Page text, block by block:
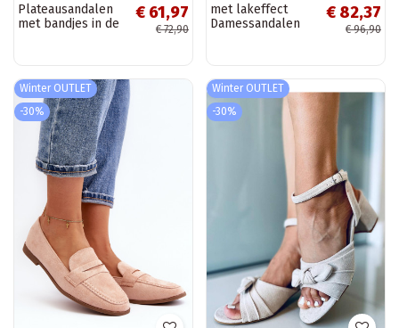
Plateausandalen
met bandjes in de
€ 61,97
€ 72,90
met lakeffect
Damessandalen
€ 82,37
€ 96,90
Winter OUTLET
-30%
Winter OUTLET
-30%